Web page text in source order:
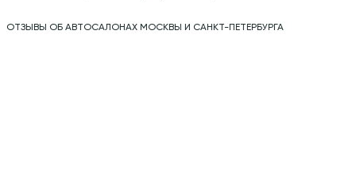
ОТЗЫВЫ ОБ АВТОСАЛОНАХ МОСКВЫ И САНКТ-ПЕТЕРБУРГА